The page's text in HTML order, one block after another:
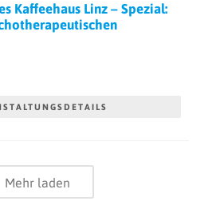
Kaffeehaus Linz – Spezial:
Mehr laden